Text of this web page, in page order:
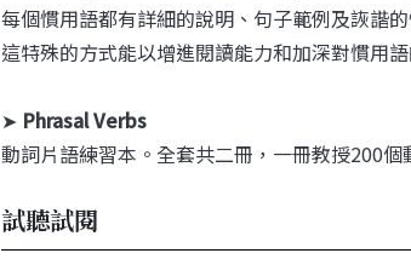
每個慣用語都有詳細的說明、句子範例及詼諧的
這特殊的方式能以增進閱讀能力和加深對慣用語
➤ Phrasal Verbs
動詞片語練習本。全套共二冊，一冊教授200
試聽試閱